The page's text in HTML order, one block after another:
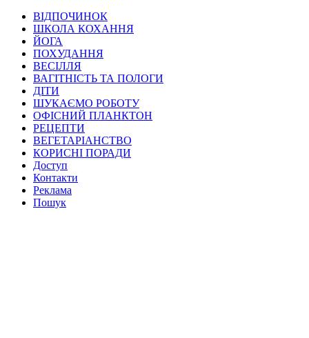
ВІДПОЧИНОК
ШКОЛА КОХАННЯ
ЙОГА
ПОХУДАННЯ
ВЕСІЛЛЯ
ВАГІТНІСТЬ ТА ПОЛОГИ
ДІТИ
ШУКАЄМО РОБОТУ
ОФІСНИЙ ПЛАНКТОН
РЕЦЕПТИ
ВЕГЕТАРІАНСТВО
КОРИСНІ ПОРАДИ
Доступ
Контакти
Реклама
Пошук